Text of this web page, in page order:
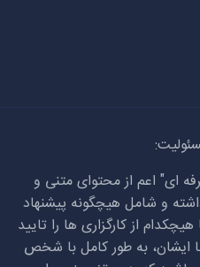
ای" اعم از محتوای متنی و
و شامل هیچگونه پیشنهاد
از کارگزاری ها را تایید
ایشان، به طور کامل با شخص